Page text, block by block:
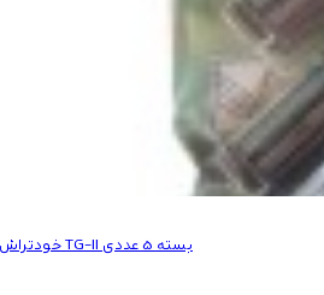
خودتراش دورکو یکبارمصرف صابون دار کد TG-II بسته 5 عددی